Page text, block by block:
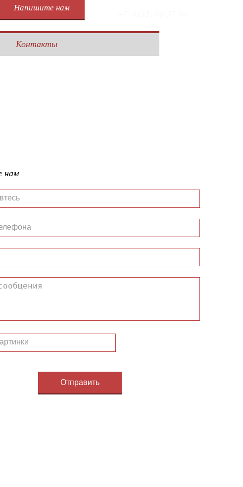
Напишите нам
Контакты
нам